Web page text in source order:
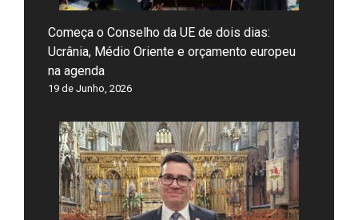
Começa o Conselho da UE de dois dias:
Ucrânia, Médio Oriente e orçamento europeu
na agenda
19 de Junho, 2026